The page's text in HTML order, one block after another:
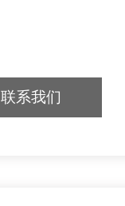
联系我们